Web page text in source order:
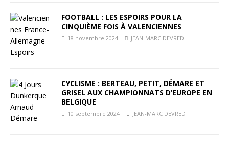
FOOTBALL : LES ESPOIRS POUR LA
CINQUIÈME FOIS À VALENCIENNES
18 novembre 2024 JEAN-MARC DEVRED
CYCLISME : BERTEAU, PETIT, DÉMARE ET
GRISEL AUX CHAMPIONNATS D’EUROPE EN
BELGIQUE
10 septembre 2024 JEAN-MARC DEVRED